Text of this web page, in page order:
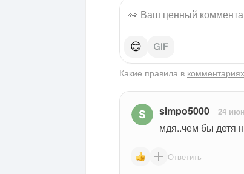
😊
Какие правила в комментариях
simpo5000 24
мдя..чем бы детя
Ответить